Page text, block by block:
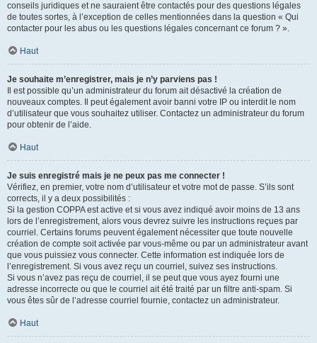
conseils juridiques et ne sauraient être contactés pour des questions légales
de toutes sortes, à l’exception de celles mentionnées dans la question « Qui
contacter pour les abus ou les questions légales concernant ce forum ? ».
Haut
Je souhaite m’enregistrer, mais je n’y parviens pas !
Il est possible qu’un administrateur du forum ait désactivé la création de
nouveaux comptes. Il peut également avoir banni votre IP ou interdit le nom
d’utilisateur que vous souhaitez utiliser. Contactez un administrateur du forum
pour obtenir de l’aide.
Haut
Je suis enregistré mais je ne peux pas me connecter !
Vérifiez, en premier, votre nom d’utilisateur et votre mot de passe. S’ils sont
corrects, il y a deux possibilités :
Si la gestion COPPA est active et si vous avez indiqué avoir moins de 13 ans
lors de l’enregistrement, alors vous devrez suivre les instructions reçues par
courriel. Certains forums peuvent également nécessiter que toute nouvelle
création de compte soit activée par vous-même ou par un administrateur avant
que vous puissiez vous connecter. Cette information est indiquée lors de
l’enregistrement. Si vous avez reçu un courriel, suivez ses instructions.
Si vous n’avez pas reçu de courriel, il se peut que vous ayez fourni une
adresse incorrecte ou que le courriel ait été traité par un filtre anti-spam. Si
vous êtes sûr de l’adresse courriel fournie, contactez un administrateur.
Haut